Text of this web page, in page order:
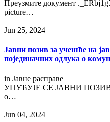
Преузмитe документ
picture…
Jun 25, 2024
Јавни позив за учешће на
појединачних одлука о
in Јавне расправе
УПУЋУЈЕ СЕ ЈАВНИ ПОЗИВ за
о…
Jun 04, 2024